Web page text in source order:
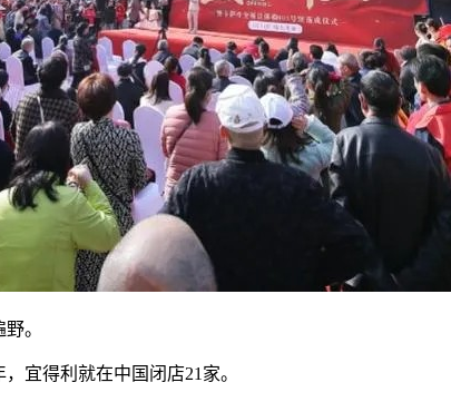
。
宜得利就在中国闭店21家。